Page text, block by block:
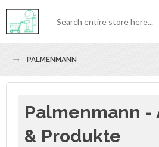
PALMENMANN
Palmenmann -
& Produkte